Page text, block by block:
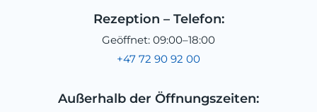
Rezeption – Telefon:
Geöffnet: 09:00–18:00
+47 72 90 92 00
Außerhalb der Öffnungszeiten: